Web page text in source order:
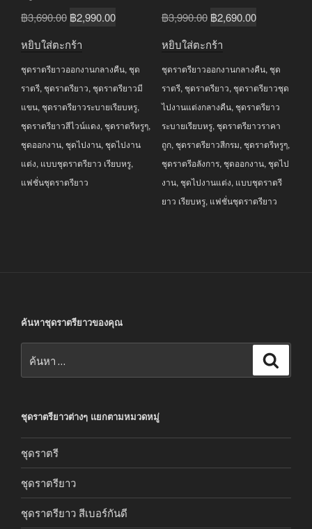
฿3,690.00 Original
฿3,690.00.
฿2,990.00Current
฿2,990.00.
หยิบใส่ตะกร้า
ชุดราตรียาวออกงานกลางคืน, ชุด
ราตรี, ชุดราตรียาว, ชุดราตรียาวมี
แขน, ชุดราตรียาวระบายเรียบหรู,
ชุดราตรียาวสีไวน์แดง, ชุดราตรีหรูๆ,
ชุดออกงาน, ชุดไปงาน, ชุดไปงาน
แต่ง, แบบชุดราตรียาว เรียบหรู,
แฟชั่นชุดราตรียาว
฿3,990.00 Original
฿3,990.00.
฿2,690.00Current
฿2,690.00.
หยิบใส่ตะกร้า
ชุดราตรียาวออกงานกลางคืน, ชุด
ราตรี, ชุดราตรียาว, ชุดราตรียาวชุด
ไปงานแต่งกลางคืน, ชุดราตรียาว
ระบายเรียบหรู, ชุดราตรียาวราคา
ถูก, ชุดราตรียาวสีกรม, ชุดราตรีหรูๆ,
ชุดราตรีอลังการ, ชุดออกงาน, ชุดไป
งาน, ชุดไปงานแต่ง, แบบชุดราตรี
ยาว เรียบหรู, แฟชั่นชุดราตรียาว
ค้นหาชุดราตรียาวของคุณ
ชุดราตรียาวต่างๆ แยกตามหมวดหมู่
ชุดราตรี
ชุดราตรียาว
ชุดราตรียาว สีเบอร์กันดี